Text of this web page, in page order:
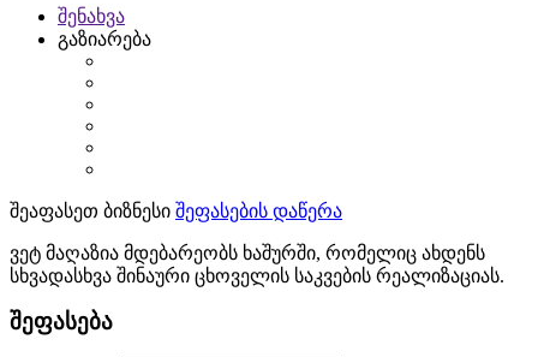
შენახვა
გაზიარება
შეაფასეთ ბიზნესი შეფასების დაწერა
ვეტ მაღაზია მდებარეობს ხაშურში, რომელიც ახდენს
სხვადასხვა შინაური ცხოველის საკვების რეალიზაციას.
შეფასება